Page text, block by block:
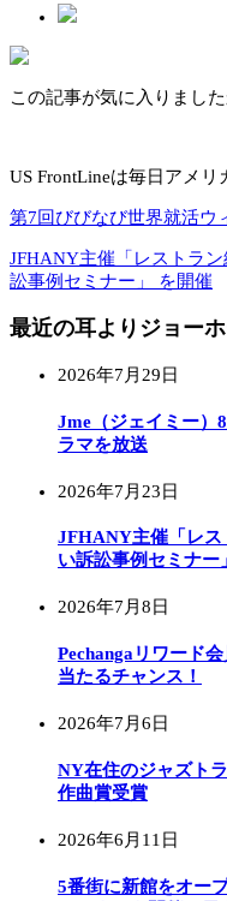
この記事が気に入りました
US FrontLineは毎日アメ
第7回びびなび世界就活
JFHANY主催「レストラ
訟事例セミナー」 を開催
最近の耳よりジョー
2026年7月29日
Jme（ジェイミー）
ラマを放送
2026年7月23日
JFHANY主催「レス
い訴訟事例セミナー
2026年7月8日
Pechangaリワード
当たるチャンス！
2026年7月6日
NY在住のジャズト
作曲賞受賞
2026年6月11日
5番街に新館をオー